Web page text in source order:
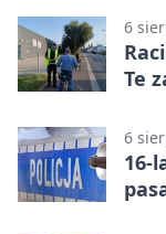
6
Te
6
16-